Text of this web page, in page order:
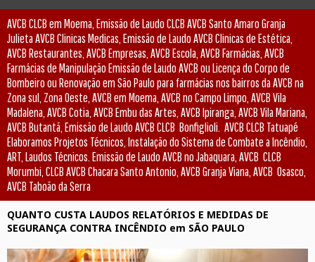
AVCB CLCB em Moema, Emissão de Laudo CLCB AVCB Santo Amaro Granja
Julieta AVCB Clinicas Medicas, Emissão de Laudo AVCB Clinicas de Estética,
AVCB Restaurantes, AVCB Empresas, AVCB Escola, AVCB Farmácias, AVCB
Farmácias de Manipulação Emissão de Laudo AVCB ou Licença do Corpo de
Bombeiro ou Renovação em São Paulo para farmácias nos bairros da AVCB na
Zona sul, Zona Oeste, AVCB em Moema, AVCB no Campo Limpo, AVCB Vila
Madalena, AVCB Cotia, AVCB Embu das Artes, AVCB Ipiranga, AVCB Vila Mariana,
AVCB Butantã, Emissão de Laudo AVCB CLCB Bonfiglioli. AVCB CLCB Tatuapé
Elaboramos Projetos Técnicos, Instalação do Sistema de Combate a Incêndio,
ART, Laudos Técnicos. Emissão de Laudo AVCB no Jabaquara, AVCB CLCB
Morumbi, CLCB AVCB Chacara Santo Antonio, AVCB Granja Viana, AVCB Osasco,
AVCB Taboão da Serra
QUANTO CUSTA LAUDOS RELATÓRIOS E MEDIDAS DE
SEGURANÇA CONTRA INCÊNDIO em SÃO PAULO